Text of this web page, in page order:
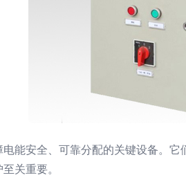
能安全、可靠分配的关键设备。
关重要。